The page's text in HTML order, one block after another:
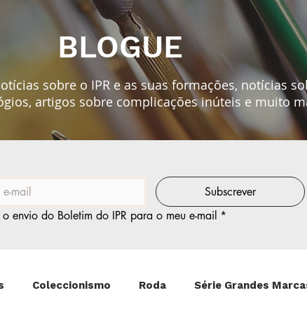
BLOGUE
sobre o IPR e as suas formações, notícias
artigos sobre complicaçõesinúteis e muito
Subscrever
envio do Boletim do IPR para o meu e-mail *
Coleccionismo Roda Série Grandes